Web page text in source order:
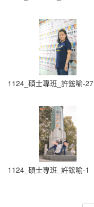
1124_碩士專班_許鋐喻-27
1124_碩士專班_許鋐喻-1